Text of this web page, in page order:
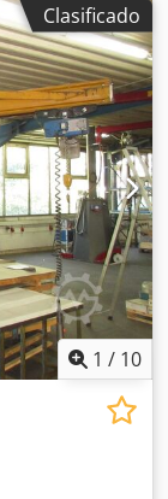
Clasificado
1 / 10